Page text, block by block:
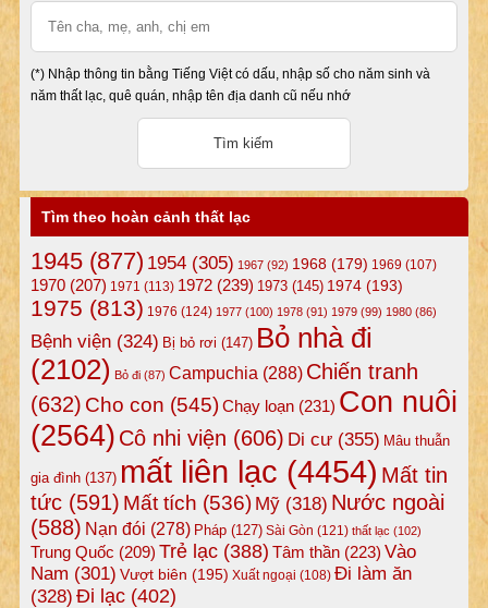
(*) Nhập thông tin bằng Tiếng Việt có dấu, nhập số cho năm sinh và
năm thất lạc, quê quán, nhập tên địa danh cũ nếu nhớ
Tìm theo hoàn cảnh thất lạc
1945(877) 1954(305) 1967(92) 1968(179) 1969 (107)
1970(207) 1971 (113) 1972(239) 1973(145) 1974(193)
1975 (813) 1976 (124) 1977(100) 1978(91) 1979(99) 1980(86)
Bệnh viện(324) Bị bỏ rơi (147) Bỏ nhà đi
(2102) Bỏ đi(87) Campuchia (288) Chiến tranh
(632) Cho con (545)Chạy loạn(231) Con nuôi
(2564) Cô nhi viện (606) Di cư(355) Mâu thuẫn
gia đình(137) mất liên lạc (4454) Mất tin
tức(591) Mất tích (536) Mỹ(318) Nước ngoài
(588) Nạn đói (278) Pháp(127) Sài Gòn (121) thất lạc (102)
Trung Quốc (209) Trẻ lạc(388) Tâm thần(223) Vào
Nam (301) Vượt biên (195) Xuất ngoại (108) Đi làm ăn
(328) Đi lạc(402)